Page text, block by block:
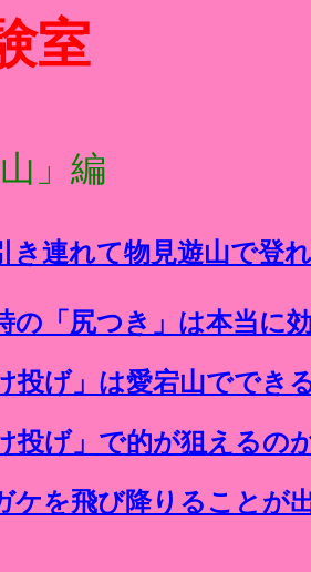
室
」編
連れて物見遊山で登
「尻つき」は本当に
げ」は愛宕山ででき
げ」で的が狙えるの
を飛び降りることが